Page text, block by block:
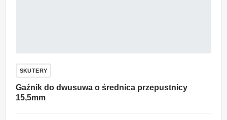
SKUTERY
Gaźnik do dwusuwa o średnica przepustnicy
15,5mm